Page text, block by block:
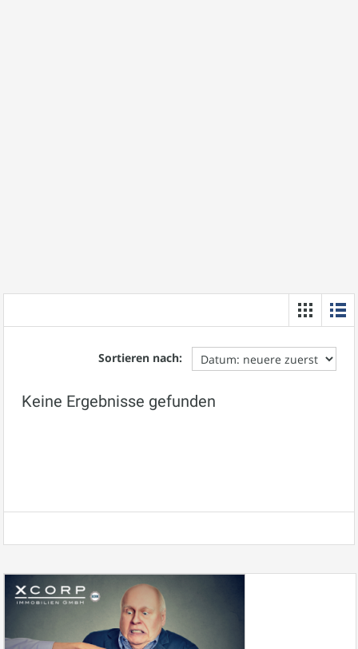
Sortieren nach:
Keine Ergebnisse gefunden